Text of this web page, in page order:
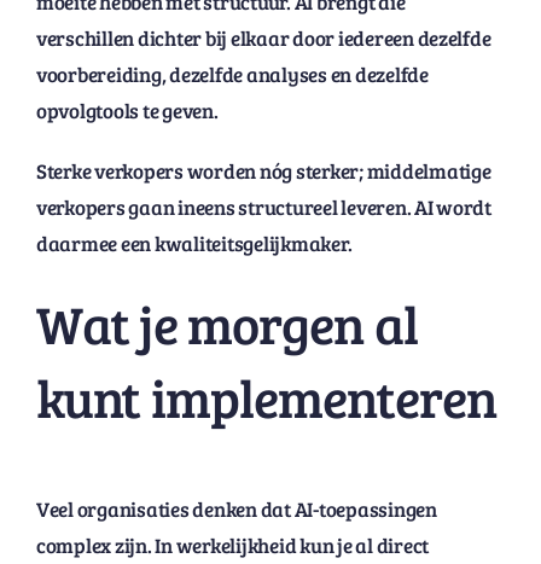
verschillen dichter bij elkaar door iedereen dezelfde
voorbereiding, dezelfde analyses en dezelfde
opvolgtools te geven.
Sterke verkopers worden nóg sterker; middelmatige
verkopers gaan ineens structureel leveren. AI wordt
daarmee een kwaliteitsgelijkmaker.
Wat je morgen al
kunt implementeren
Veel organisaties denken dat AI-toepassingen
complex zijn. In werkelijkheid kun je al direct